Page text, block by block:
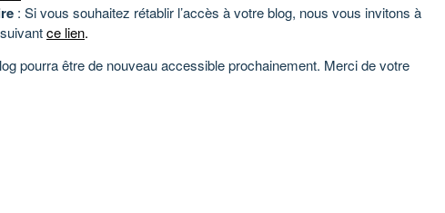
: Si vous souhaitez rétablir l’accès à votre blog, nous vous invitons à
ce lien.
pourra être de nouveau accessible prochainement. Merci de votre